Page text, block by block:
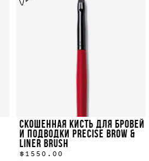
СКОШЕННАЯ КИСТЬ ДЛЯ БРОВЕЙ
И ПОДВОДКИ PRECISE BROW &
LINER BRUSH
$1550.00